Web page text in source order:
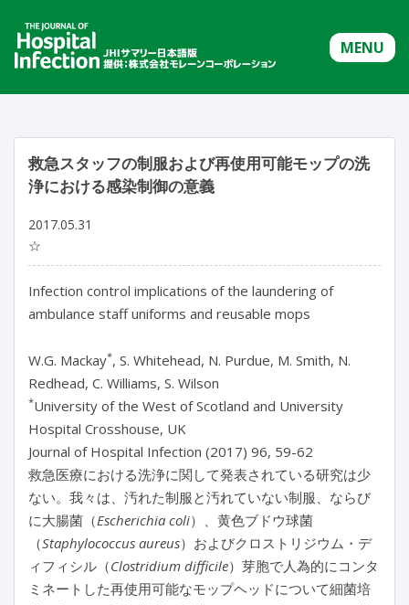
MENU
救急スタッフの制服および再使用可能モップの洗
浄における感染制御の意義
2017.05.31
☆
Infection control implications of the laundering of
ambulance staff uniforms and reusable mops
W.G. Mackay*, S. Whitehead, N. Purdue, M. Smith, N.
Redhead, C. Williams, S. Wilson
*University of the West of Scotland and University
Hospital Crosshouse, UK
Journal of Hospital Infection (2017) 96, 59-62
救急医療における洗浄に関して発表されている研究は少
ない。我々は、汚れた制服と汚れていない制服、ならび
に大腸菌（Escherichia coli）、黄色ブドウ球菌
（Staphylococcus aureus）およびクロストリジウム・デ
ィフィシル（Clostridium difficile）芽胞で人為的にコンタ
ミネートした再使用可能なモップヘッドについて細菌培